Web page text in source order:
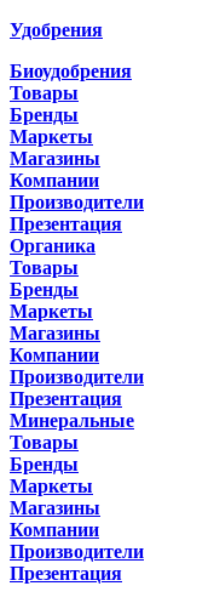
Удобрения
Биоудобрения
Товары
Бренды
Маркеты
Магазины
Компании
Производители
Презентация
Органика
Товары
Бренды
Маркеты
Магазины
Компании
Производители
Презентация
Минеральные
Товары
Бренды
Маркеты
Магазины
Компании
Производители
Презентация